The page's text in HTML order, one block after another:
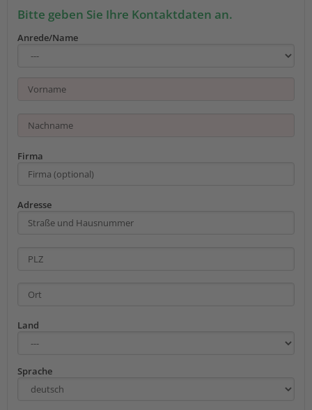
Bitte geben Sie Ihre Kontaktdaten an.
Anrede/Name
Firma
Adresse
Land
Sprache